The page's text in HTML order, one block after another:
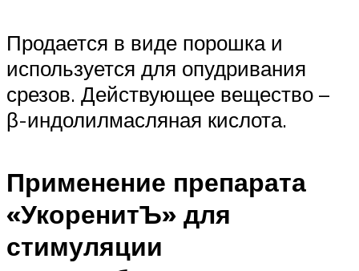
Продается в виде порошка и
используется для опудривания
срезов. Действующее вещество –
β-индолилмасляная кислота.
Применение препарата
«УкоренитЪ» для
стимуляции